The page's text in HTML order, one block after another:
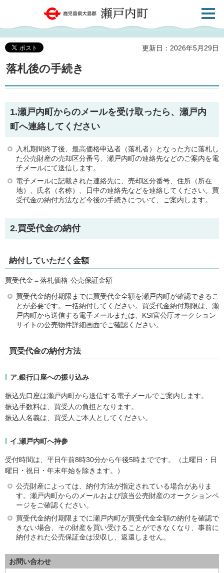
鹿児島県大島郡 瀬戸内町
共通メ
更新日：2026年5月29日
落札後の手続き
1.瀬戸内町からのメールを受け取ったら、瀬戸内
町へ連絡してください
入札期間終了後、最高価格申込者（落札者）となった方に落札し
た公売財産の売却区分番号、瀬戸内町の連絡先などのご案内を電
子メールにて送信します。
電子メールに記載された連絡先に、売却区分番号、住所（所在
地）、氏名（名称）、日中の連絡先などを連絡してください。買
受代金の納付方法など今後の手続きについて、ご案内します。
2.買受代金の納付
納付していただく金額
買受代金＝落札価格-公売保証金額
買受代金納付期限までに買受代金全額を瀬戸内町が確認できるこ
とが必要です。一括納付してください。買受代金納付期限は、瀬
戸内町から送信する電子メールまたは、KSI官公庁オークション
サイトの公売物件詳細画面でご確認ください。
買受代金の納付方法
ア.銀行口座への振り込み
振込先口座は瀬戸内町から送信する電子メールでご案内します。
振込手数料は、買受人の負担となります。
振込人名義は、買受人ご本人としてください。
イ.瀬戸内町へ持参
受付時間は、平日午前8時30分から午後5時までです。（土曜日・日
曜日・祝日・年末年始を除きます。）
公売財産によっては、納付方法が指定されている場合がありま
す。瀬戸内町からのメールおよび該当公売財産のオークションペ
ージをご確認ください。
買受代金納付期限までに瀬戸内町が買受代金全額の納付を確認で
きない場合、その財産を買い受けることができなくなり、事前に
納付された公売保証金は没収し、返還しません。
お問い合わせ